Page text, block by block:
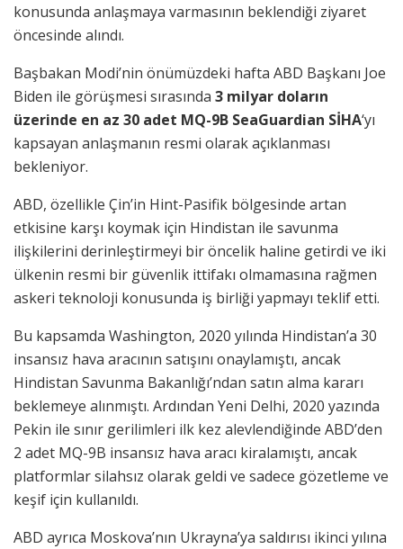
konusunda anlaşmaya varmasının beklendiği ziyaret
öncesinde alındı.
Başbakan Modi’nin önümüzdeki hafta ABD Başkanı Joe
Biden ile görüşmesi sırasında 3 milyar doların
üzerinde en az 30 adet MQ-9B SeaGuardian SİHA‘yı
kapsayan anlaşmanın resmi olarak açıklanması
bekleniyor.
ABD, özellikle Çin’in Hint-Pasifik bölgesinde artan
etkisine karşı koymak için Hindistan ile savunma
ilişkilerini derinleştirmeyi bir öncelik haline getirdi ve iki
ülkenin resmi bir güvenlik ittifakı olmamasına rağmen
askeri teknoloji konusunda iş birliği yapmayı teklif etti.
Bu kapsamda Washington, 2020 yılında Hindistan’a 30
insansız hava aracının satışını onaylamıştı, ancak
Hindistan Savunma Bakanlığı’ndan satın alma kararı
beklemeye alınmıştı. Ardından Yeni Delhi, 2020 yazında
Pekin ile sınır gerilimleri ilk kez alevlendiğinde ABD’den
2 adet MQ-9B insansız hava aracı kiralamıştı, ancak
platformlar silahsız olarak geldi ve sadece gözetleme ve
keşif için kullanıldı.
ABD ayrıca Moskova’nın Ukrayna’ya saldırısı ikinci yılına